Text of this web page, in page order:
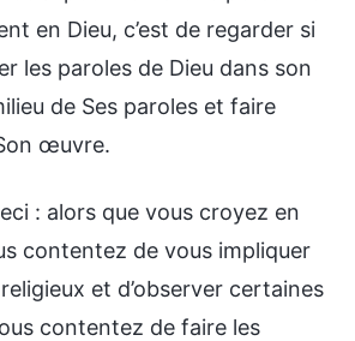
en Dieu, c’est de regarder si
les paroles de Dieu dans son
de Ses paroles et faire
œuvre.
: alors que vous croyez en
contentez de vous impliquer
et d’observer certaines
contentez de faire les